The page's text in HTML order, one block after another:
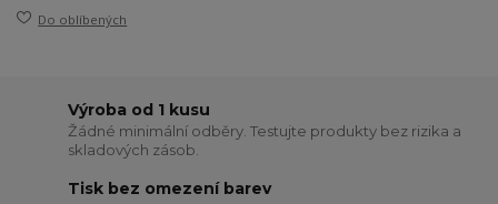
Do oblíbených
Výroba od 1 kusu
Žádné minimální odběry. Testujte produkty bez rizika a
skladových zásob.
Tisk bez omezení barev